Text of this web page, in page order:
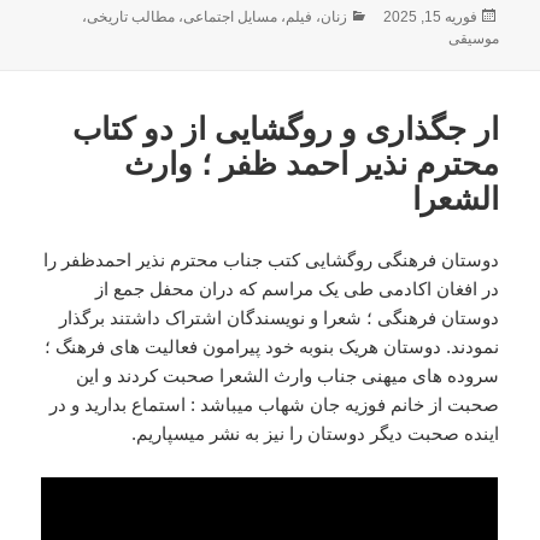
ارسال
شده
فوریه 15, 2025 دسته‌ها
زنان، فیلم ،مسایل اجتماعی،مطالب تاریخی،
موسیقی
ار جگذاری و روگشایی از دو کتاب
محترم نذیر احمد ظفر ؛ وارث
الشعرا
دوستان فرهنگی روگشایی کتب جناب محترم نذیر احمدظفر را
در افغان اکادمی طی یک مراسم که دران محفل جمع از
دوستان فرهنگی ؛ شعرا و نویسندگان اشتراک داشتند برگذار
نمودند. دوستان هریک بنوبه خود پیرامون فعالیت های فرهنگ ؛
سروده های میهنی جناب وارث الشعرا صحبت کردند و این
صحبت از خانم فوزیه جان شهاب میباشد : استماع بدارید و در
اینده صحبت دیگر دوستان را نیز به نشر میسپاریم.